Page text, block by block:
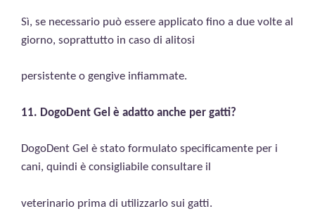
Sì, se necessario può essere applicato fino a due volte al
giorno, soprattutto in caso di alitosi
persistente o gengive infiammate.
11. DogoDent Gel è adatto anche per gatti?
DogoDent Gel è stato formulato specificamente per i
cani, quindi è consigliabile consultare il
veterinario prima di utilizzarlo sui gatti.